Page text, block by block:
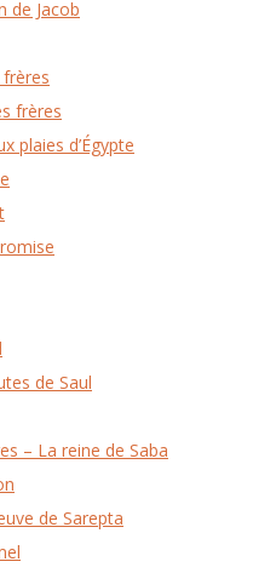
de Jacob
frères
frères
plaies d’Égypte
de Saul
– La reine de Saba
de Sarepta